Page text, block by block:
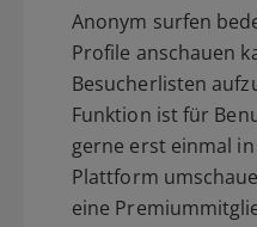
Anonym surfen
Profile anschauen
Besucherlisten
Funktion ist für
gerne erst einmal
Plattform
eine